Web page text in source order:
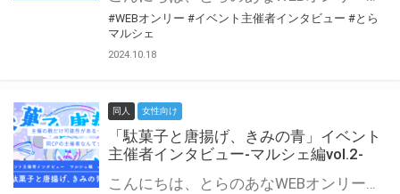
#WEBオンリー #イベント主催者インタビュー #とら
マルシェ
2024.10.18
同人 女性向け
「駄菓子と唐揚げ、きみの青」イベント
主催者インタビュー-マルシェ編vol.2-
こんにちは、とらのあなWEBオンリー運営スタッフです。 新たにお届けする、イベント主催者インタビュー-マルシェ編-は、 とらのあなWEBオンリー「マルシェ」をご利用の主催様に 「マルシェ」を使ってイベントを開催した感想や心がけをお聞きする企画です。 今回は、WEBオンリー初開催「駄菓子と唐揚げ、きみの青」より、 主催のぎこ六屋様にお話を伺いました。 協力：ぎこ六屋様／イベント公式Twitter（@krkgwks） とらのあなWEBオンリー「マルシェ」とは？ WEBオンリーでリアルタイムでコミュニケーションがとれるオンライン会場です。